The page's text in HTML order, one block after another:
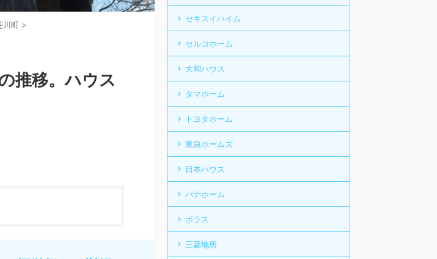
川町 >
推移。ハウス
セキスイハイム
セルコホーム
大和ハウス
タマホーム
トヨタホーム
東急ホームズ
日本ハウス
パナホーム
ポラス
三菱地所